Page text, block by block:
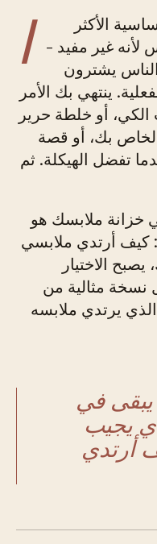
ا
الأكثر
غير مفيد -
يشترون
ينتهي بك الأمر
أو خلطة حرير
الخاص بك، أو قصة
تفضل الهيكلة. ثم
خزانة ملابسك هو
أرتدي ملابسي
الاختيار
نسخة مثالية من
يرتدي ملابسه
يبقى في
يجيب
أرتدي